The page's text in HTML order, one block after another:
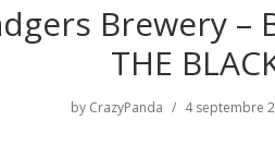
Brewery –
THE
by CrazyPanda 4 septembre